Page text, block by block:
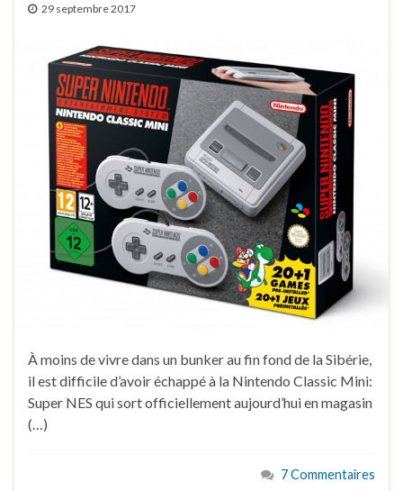
29 septembre 2017
À moins de vivre dans un bunker au fin fond de la Sibérie,
il est difficile d’avoir échappé à la Nintendo Classic Mini:
Super NES qui sort officiellement aujourd’hui en magasin
(…)
7 Commentaires